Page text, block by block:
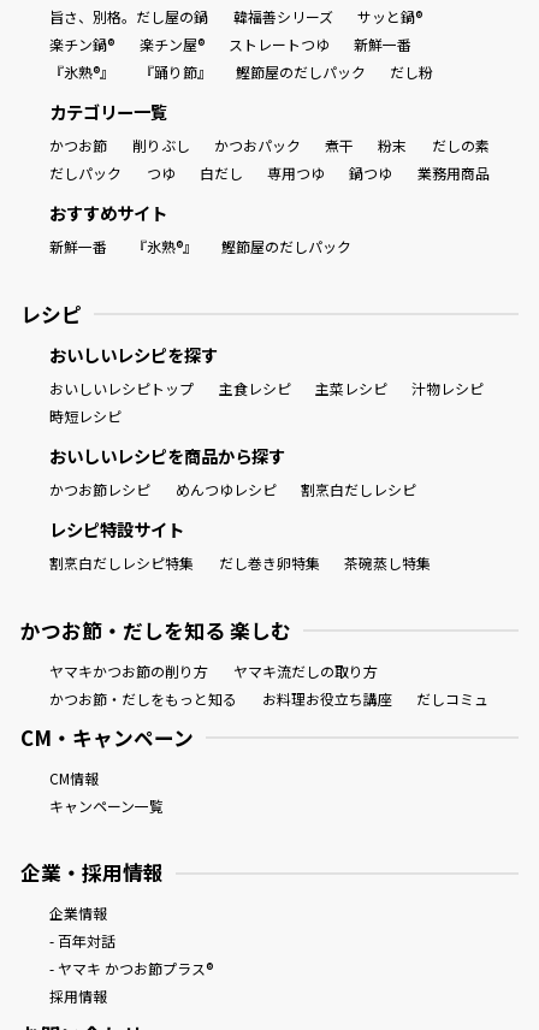
旨さ、別格。だし屋の鍋
韓福善シリーズ
サッと鍋®
楽チン鍋®
楽チン屋® ストレートつゆ
新鮮一番
『氷熟®』
『踊り節』 鰹節屋のだしパック だし粉
カテゴリー一覧
かつお節 削りぶし かつおパック 煮干 粉末
だしの素
だしパック
つゆ 白だし 専用つゆ 鍋つゆ 業務用商品
おすすめサイト
新鮮一番 『氷熟®』 鰹節屋のだしパック
レシピ
おいしいレシピを探す
おいしいレシピトップ 主食レシピ 主菜レシピ
汁物レシピ
時短レシピ
おいしいレシピを商品から探す
かつお節レシピ めんつゆレシピ 割烹白だしレシピ
レシピ特設サイト
割烹白だしレシピ特集 だし巻き卵特集 茶碗蒸し特集
かつお節・だしを知る 楽しむ
ヤマキかつお節の削り方
ヤマキ流だしの取り方
かつお節・だしをもっと知る
お料理お役立ち講座 だしコミュ
CM・キャンペーン
CM情報
キャンペーン一覧
企業・採用情報
企業情報
- 百年対話
- ヤマキ かつお節プラス®
採用情報